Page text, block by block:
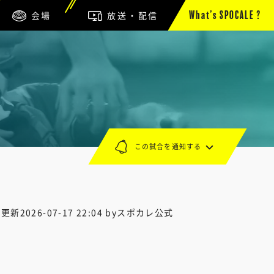
会場 放送・配信 What’s SPOCALE ?
新2026-07-17 22:04 byスポカレ公式
この試合を通知する